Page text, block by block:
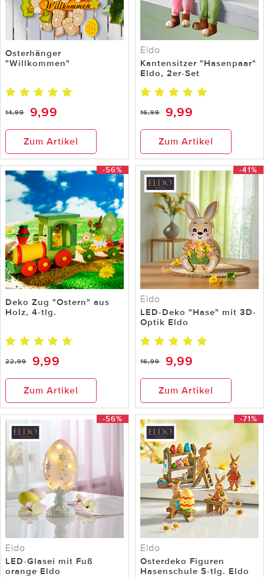
Osterhänger
"Willkommen"
14,99 9,99
Zum Artikel
Eldo
Kantensitzer "Hasenpaar"
Eldo, 2er-Set
16,99 9,99
Zum Artikel
-56%
Deko Zug "Ostern" aus
Holz, 4-tlg.
22,99 9,99
Zum Artikel
-41%
Eldo
LED-Deko "Hase" mit 3D-
Optik Eldo
16,99 9,99
Zum Artikel
-56%
Eldo
LED-Glasei mit Fuß
orange Eldo
-71%
Eldo
Osterdeko Figuren
Hasenschule 5-tlg. Eldo